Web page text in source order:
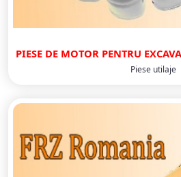
PIESE DE MOTOR PENTRU
Piese utilaje